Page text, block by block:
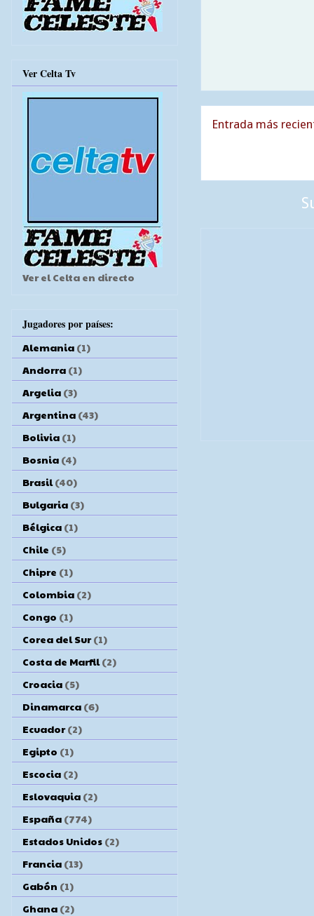
Entrada más
Ver Celta Tv
Ver el Celta en directo
Jugadores por países:
Alemania (1)
Andorra (1)
Argelia (3)
Argentina (43)
Bolivia (1)
Bosnia (4)
Brasil (40)
Bulgaria (3)
Bélgica (1)
Chile (5)
Chipre (1)
Colombia (2)
Congo (1)
Corea del Sur (1)
Costa de Marfil (2)
Croacia (5)
Dinamarca (6)
Ecuador (2)
Egipto (1)
Escocia (2)
Eslovaquia (2)
España (774)
Estados Unidos (2)
Francia (13)
Gabón (1)
Ghana (2)